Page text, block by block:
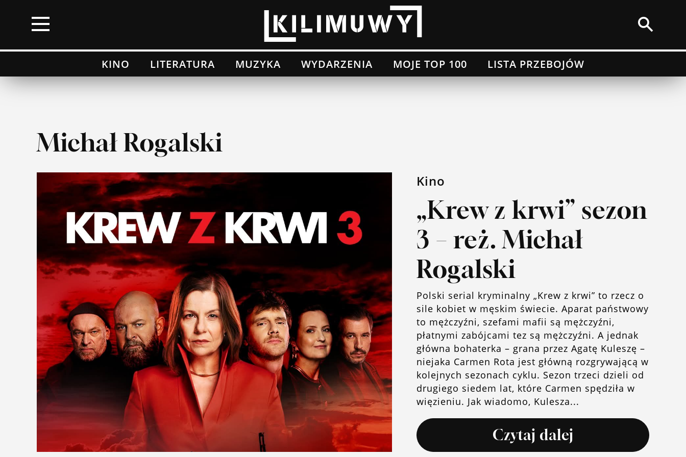
Michał Rogalski
Kino
„Krew z krwi” sezon
3 – reż. Michał
Rogalski
Polski serial kryminalny „Krew z krwi” to rzecz o
sile kobiet w męskim świecie. Aparat państwowy
to mężczyźni, szefami mafii są mężczyźni,
płatnymi zabójcami tez są mężczyźni. A jednak
główna bohaterka – grana przez Agatę Kuleszę –
niejaka Carmen Rota jest główną rozgrywającą w
kolejnych sezonach cyklu. Sezon trzeci dzieli od
drugiego siedem lat, które Carmen spędziła w
więzieniu. Jak wiadomo, Kulesza...
Czytaj dalej
×
KINO LITERATURA MUZYKA WYDARZENIA MOJE TOP 100 LISTA PRZEBOJÓW
Muzyka
Wydarzenia
Moje top 100
Lista przebojów
O blogu